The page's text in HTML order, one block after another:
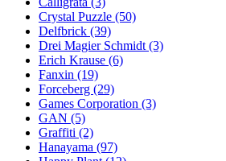
Crystal Puzzle (50)
Delfbrick (39)
Drei Magier Schmidt (3)
Erich Krause (6)
Fanxin (19)
Forceberg (29)
Games Corporation (3)
GAN (5)
Graffiti (2)
Hanayama (97)